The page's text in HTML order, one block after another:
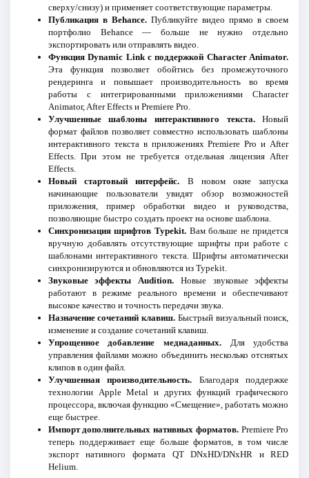
сверху/снизу) и применяет соответствующие параметры.
Публикация в Behance.Публикуйте видео прямо в своем
портфолио Behance — больше не нужно отдельно
экспортировать или отправлять видео.
Функция Dynamic Link с поддержкой Character Animator.
Эта функция позволяет обойтись без промежуточного
рендеринга и повышает производительность во время
работы с интегрированными приложениями Character
Animator, After Effects и Premiere Pro.
Улучшенные шаблоны интерактивного текста.Новый
формат файлов позволяет совместно использовать шаблоны
интерактивного текста в приложениях Premiere Pro и After
Effects. При этом не требуется отдельная лицензия After
Effects.
Новый стартовый интерфейс. В новом окне запуска
начинающие пользователи увидят обзор возможностей
приложения, пример обработки видео и руководства,
позволяющие быстро создать проект на основе шаблона.
Синхронизация шрифтов Typekit.Вам больше не придется
вручную добавлять отсутствующие шрифты при работе с
шаблонами интерактивного текста. Шрифты автоматически
синхронизируются и обновляются из Typekit.
Звуковые эффекты Audition. Новые звуковые эффекты
работают в режиме реального времени и обеспечивают
высокое качество и точность передачи звука.
Назначение сочетаний клавиш. Быстрый визуальный поиск,
изменение и создание сочетаний клавиш.
Упрощенное добавление медиаданных. Для удобства
управления файлами можно объединить несколько отснятых
клипов в один файл.
Улучшенная производительность. Благодаря поддержке
технологии Apple Metal и других функций графического
процессора, включая функцию «Смещение», работать можно
еще быстрее.
Импорт дополнительных нативных форматов.Premiere Pro
теперь поддерживает еще больше форматов, в том числе
экспорт нативного формата QT DNxHD/DNxHR и RED
Helium.